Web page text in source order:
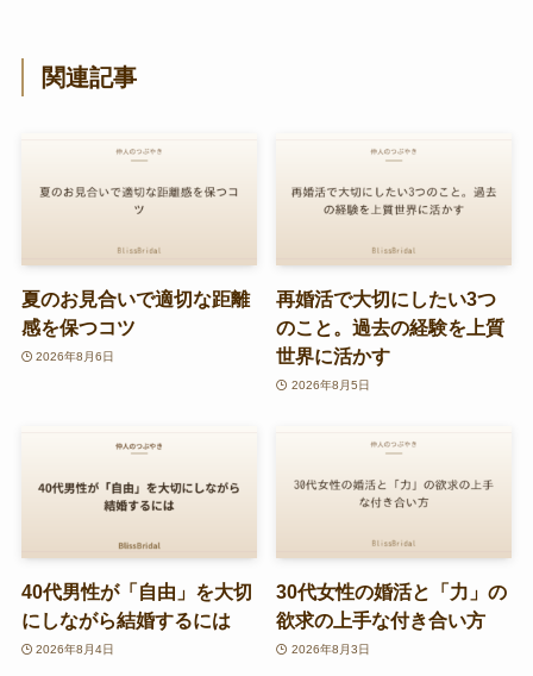
関連記事
夏のお見合いで適切な距離
感を保つコツ
2026年8月6日
再婚活で大切にしたい3つ
のこと。過去の経験を上質
世界に活かす
2026年8月5日
40代男性が「自由」を大切
にしながら結婚するには
2026年8月4日
30代女性の婚活と「力」の
欲求の上手な付き合い方
2026年8月3日